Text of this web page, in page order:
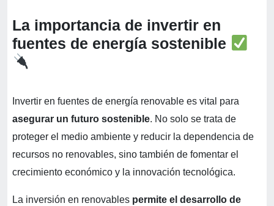
La importancia de invertir en
fuentes de energía sostenible
Invertir en fuentes de energía renovable es vital para
asegurar un futuro sostenible. No solo se trata de
proteger el medio ambiente y reducir la dependencia de
recursos no renovables, sino también de fomentar el
crecimiento económico y la innovación tecnológica.
La inversión en renovables permite el desarrollo de